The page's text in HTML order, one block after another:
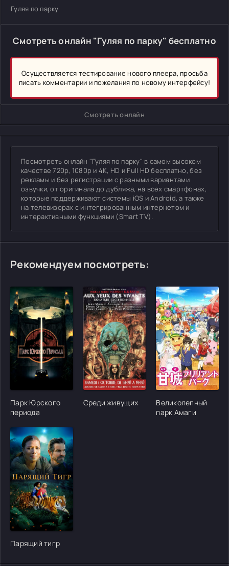
Гуляя по парку
Смотреть онлайн "Гуляя по парку" бесплатно
Осуществляется тестирование нового плеера, просьба
писать комментарии и пожелания по новому интерфейсу!
Смотреть онлайн
Посмотреть онлайн "Гуляя по парку" в самом высоком
качестве 720p, 1080p и 4K, HD и Full HD бесплатно, без
рекламы и без регистрации с разными вариантами
озвучки, от оригинала до дубляжа, на всех смартфонах,
которые поддерживают системы iOS и Android, а также
на телевизорах с интегрированным интернетом и
интерактивными функциями (Smart TV).
Рекомендуем посмотреть:
[/xfgiven_cvh_poster_urlcvh_poster_url]
Парк Юрского
периода
[/xfgiven_cvh_poster_urlcvh_poster_url]
Среди живущих
[/
Великолепный
парк Амаги
[/xfgiven_cvh_poster_urlcvh_poster_url]
Парящий тигр